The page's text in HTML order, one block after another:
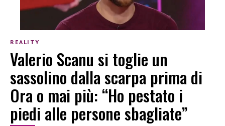
REALITY
Valerio Scanu si toglie un
sassolino dalla scarpa prima di
Ora o mai più: “Ho pestato i
piedi alle persone sbagliate”